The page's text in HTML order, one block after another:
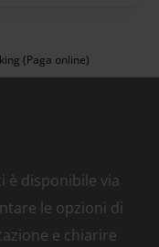
(Paga online)
è disponibile via
le opzioni di
e chiarire